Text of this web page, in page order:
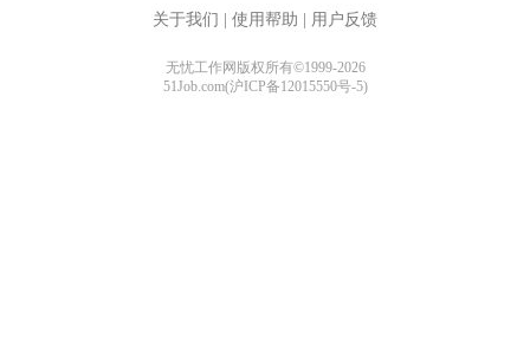
关于我们 使用帮助 用户反馈
无忧工作网版权所有©1999-2026
51Job.com(沪ICP备12015550号-5)